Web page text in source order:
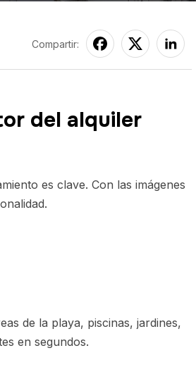
Compartir:
del alquiler
es clave. Con las imágenes
de la playa, piscinas, jardines,
en segundos.